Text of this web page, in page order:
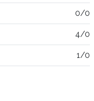
0/0
4/0
1/0